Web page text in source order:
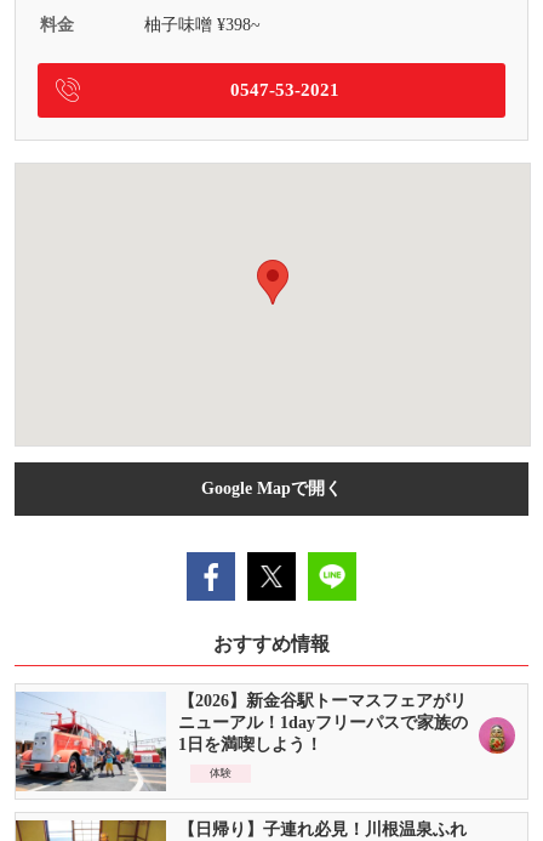
料金 柚子味噌 ¥398~
0547-53-2021
Google Mapで開く
おすすめ情報
【2026】新金谷駅トーマスフェアがリ
ニューアル！1dayフリーパスで家族の
1日を満喫しよう！
体験
【日帰り】子連れ必見！川根温泉ふれ